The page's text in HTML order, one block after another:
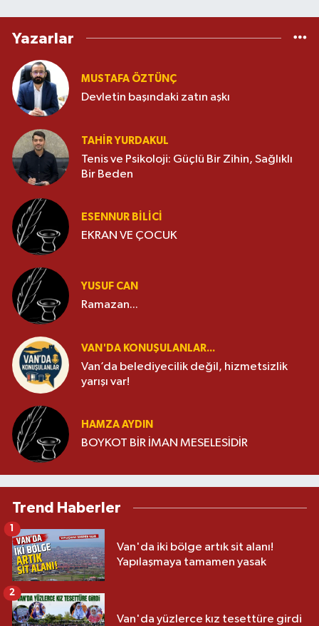
Yazarlar
MUSTAFA ÖZTÜNÇ
Devletin başındaki zatın aşkı
TAHIR YURDAKUL
Tenis ve Psikoloji: Güçlü Bir Zihin, Sağlıklı
Bir Beden
ESENNUR BİLİCİ
EKRAN VE ÇOCUK
YUSUF CAN
Ramazan...
VAN'DA KONUŞULANLAR...
Van’da belediyecilik değil, hizmetsizlik
yarışı var!
HAMZA AYDIN
BOYKOT BİR İMAN MESELESİDİR
Trend Haberler
Van'da iki bölge artık sit alanı!
Yapılaşmaya tamamen yasak
1
Van'da yüzlerce kız tesettüre girdi
2